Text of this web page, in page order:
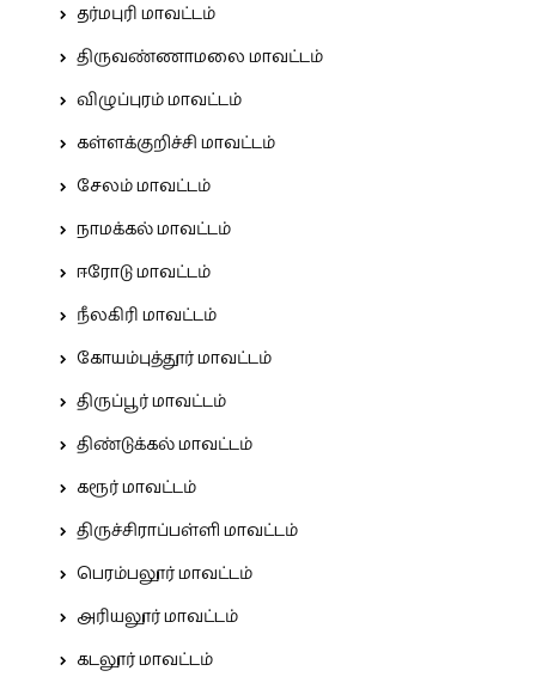
தர்மபுரி மாவட்டம்
திருவண்ணாமலை மாவட்டம்
விழுப்புரம் மாவட்டம்
கள்ளக்குறிச்சி மாவட்டம்
சேலம் மாவட்டம்
நாமக்கல் மாவட்டம்
ஈரோடு மாவட்டம்
நீலகிரி மாவட்டம்
கோயம்புத்தூர் மாவட்டம்
திருப்பூர் மாவட்டம்
திண்டுக்கல் மாவட்டம்
கரூர் மாவட்டம்
திருச்சிராப்பள்ளி மாவட்டம்
பெரம்பலூர் மாவட்டம்
அரியலூர் மாவட்டம்
கடலூர் மாவட்டம்